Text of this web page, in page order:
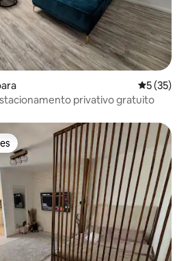
5 de uma
5 (35)
privativo gratuito